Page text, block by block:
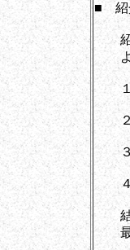
■ 紹
紹介
よ
１．
２．
３．
４
結局
最